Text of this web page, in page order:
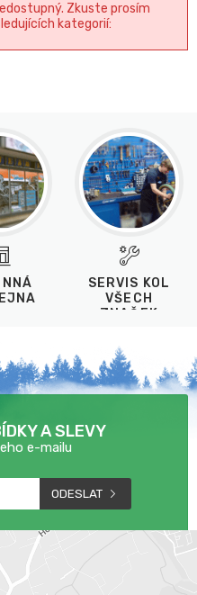
Zkuste prosím
kategorií:
SERVIS KOL
VŠECH
ZNAČEK
A SLEVY
e-mailu
ODESLAT